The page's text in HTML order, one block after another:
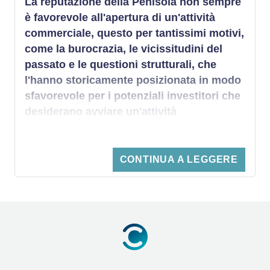
è favorevole all'apertura di un'attività
commerciale, questo per tantissimi motivi,
come la burocrazia, le vicissitudini del
passato e le questioni strutturali, che
l'hanno storicamente posizionata in modo
sfavorevole per i potenziali investitori che
desiderano avviare un'attività
avviare un'aziendanon è mai stato
così attraente, in particolare nei settori
del turismo e della gastronomia. Oggi,
l'Italia è un paese che privilegia le piccole
e medie imprese, che costituiscono il 90%
CONTINUA A LEGGERE